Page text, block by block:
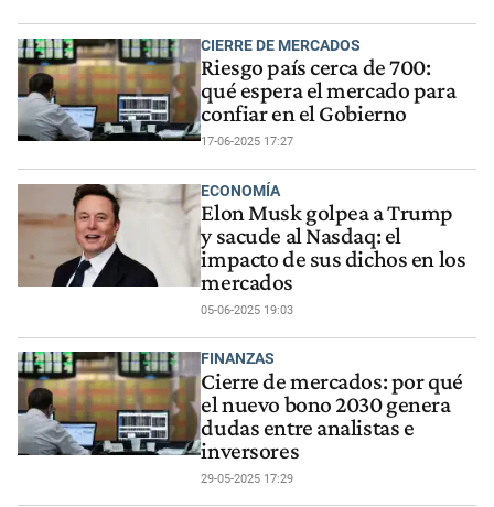
CIERRE DE MERCADOS
Riesgo país cerca de 700:
qué espera el mercado para
confiar en el Gobierno
17-06-2025 17:27
ECONOMÍA
Elon Musk golpea a Trump
y sacude al Nasdaq: el
impacto de sus dichos en los
mercados
05-06-2025 19:03
FINANZAS
Cierre de mercados: por qué
el nuevo bono 2030 genera
dudas entre analistas e
inversores
29-05-2025 17:29